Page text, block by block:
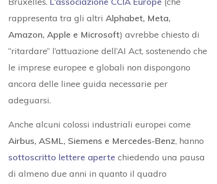
rappresenta tra gli altriAlphabet, Meta,
Amazon, Apple e Microsoft) avrebbe chiesto di
“ritardare” l’attuazione dell’AI Act, sostenendo che
le imprese europee e globali non dispongono
ancora delle linee guida necessarie per
adeguarsi.
Anche alcuni colossi industriali europei come
Airbus, ASML, Siemens e Mercedes-Benz, hanno
sottoscritto lettere aperte chiedendo una pausa
di almeno due anni in quanto il quadro